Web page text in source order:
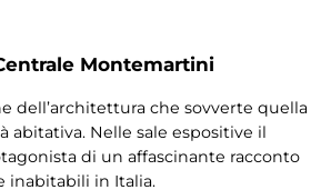
Montemartini
dell’architettura che sovverte quella
abitativa. Nelle sale espositive il
di un affascinante racconto
inabitabili in Italia.